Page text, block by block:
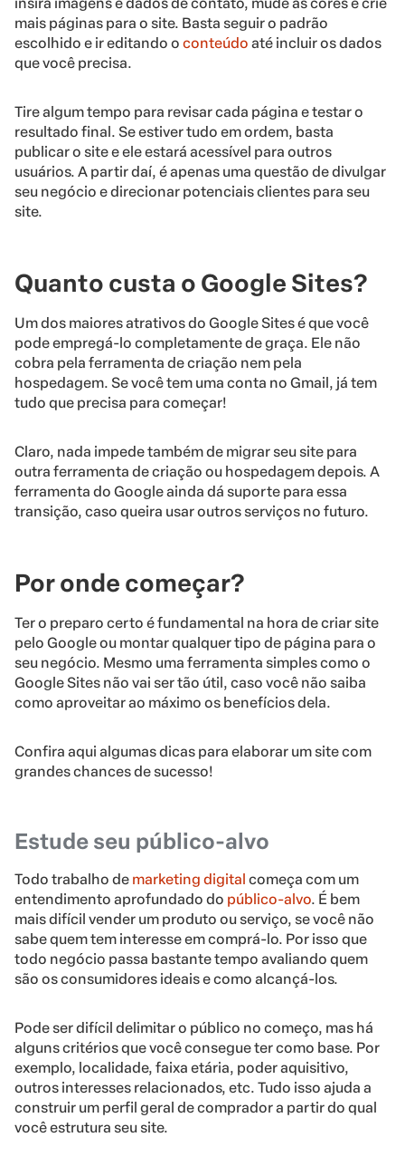
mais páginas para o site. Basta seguir o padrão
escolhido e ir editando o conteúdo até incluir os dados
que você precisa.
Tire algum tempo para revisar cada página e testar o
resultado final. Se estiver tudo em ordem, basta
publicar o site e ele estará acessível para outros
usuários. A partir daí, é apenas uma questão de divulgar
seu negócio e direcionar potenciais clientes para seu
site.
Quanto custa o Google Sites?
Um dos maiores atrativos do Google Sites é que você
pode empregá-lo completamente de graça. Ele não
cobra pela ferramenta de criação nem pela
hospedagem. Se você tem uma conta no Gmail, já tem
tudo que precisa para começar!
Claro, nada impede também de migrar seu site para
outra ferramenta de criação ou hospedagem depois. A
ferramenta do Google ainda dá suporte para essa
transição, caso queira usar outros serviços no futuro.
Por onde começar?
Ter o preparo certo é fundamental na hora de criar site
pelo Google ou montar qualquer tipo de página para o
seu negócio. Mesmo uma ferramenta simples como o
Google Sites não vai ser tão útil, caso você não saiba
como aproveitar ao máximo os benefícios dela.
Confira aqui algumas dicas para elaborar um site com
grandes chances de sucesso!
Estude seu público-alvo
Todo trabalho de marketing digital começa com um
entendimento aprofundado do público-alvo. É bem
mais difícil vender um produto ou serviço, se você não
sabe quem tem interesse em comprá-lo. Por isso que
todo negócio passa bastante tempo avaliando quem
são os consumidores ideais e como alcançá-los.
Pode ser difícil delimitar o público no começo, mas há
alguns critérios que você consegue ter como base. Por
exemplo, localidade, faixa etária, poder aquisitivo,
outros interesses relacionados, etc. Tudo isso ajuda a
construir um perfil geral de comprador a partir do qual
você estrutura seu site.